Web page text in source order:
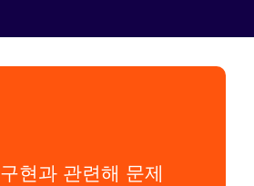
구현과 관련해 문제